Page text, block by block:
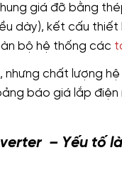
giá đỡ bằng
dày), kết cấu
bộ hệ thống các
nhưng chất lượng
báo giá lắp
– Yếu tố